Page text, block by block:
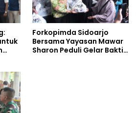
Forkopimda Sidoarjo
Bersama Yayasan Mawar
Sharon Peduli Gelar Bakti